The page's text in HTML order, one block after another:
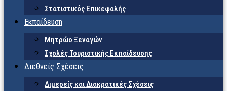
Στατιστικός Επικεφαλής
Εκπαίδευση
Μητρώο Ξεναγών
Σχολές Τουριστικής Εκπαίδευσης
Διεθνείς Σχέσεις
Διμερείς και Διακρατικές Σχέσεις